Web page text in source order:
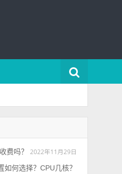
费吗？
2022年11月29日
何选择？CPU几核？